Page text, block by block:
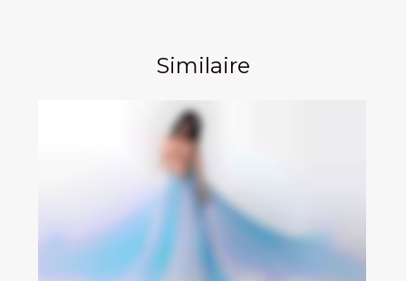
Similaire